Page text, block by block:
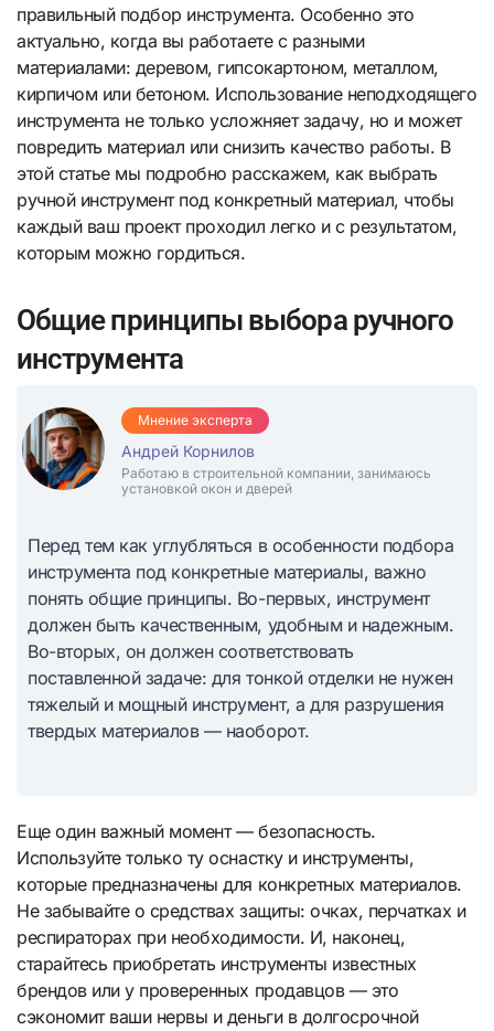
правильный подбор инструмента. Особенно это
актуально, когда вы работаете с разными
материалами: деревом, гипсокартоном, металлом,
кирпичом или бетоном. Использование неподходящего
инструмента не только усложняет задачу, но и может
повредить материал или снизить качество работы. В
этой статье мы подробно расскажем, как выбрать
ручной инструмент под конкретный материал, чтобы
каждый ваш проект проходил легко и с результатом,
которым можно гордиться.
Общие принципы выбора ручного
инструмента
Мнение эксперта
Андрей Корнилов
Работаю в строительной компании, занимаюсь
установкой окон и дверей
Перед тем как углубляться в особенности подбора
инструмента под конкретные материалы, важно
понять общие принципы. Во-первых, инструмент
должен быть качественным, удобным и надежным.
Во-вторых, он должен соответствовать
поставленной задаче: для тонкой отделки не нужен
тяжелый и мощный инструмент, а для разрушения
твердых материалов — наоборот.
Еще один важный момент — безопасность.
Используйте только ту оснастку и инструменты,
которые предназначены для конкретных материалов.
Не забывайте о средствах защиты: очках, перчатках и
респираторах при необходимости. И, наконец,
старайтесь приобретать инструменты известных
брендов или у проверенных продавцов — это
сэкономит ваши нервы и деньги в долгосрочной